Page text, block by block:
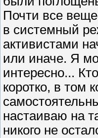
Почти все
в системный
активистами
или иначе. Я
интересно...
коротко, в том
настаиваю на
никого не